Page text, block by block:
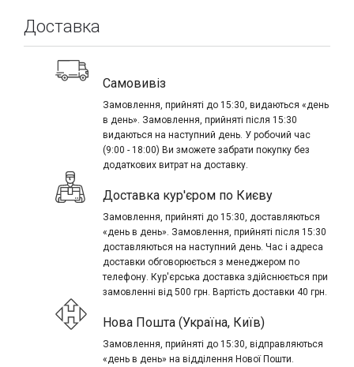
Доставка
Самовивіз
Замовлення, прийняті до 15:30, видаються «день
в день». Замовлення, прийняті після 15:30
видаються на наступний день. У робочий час
(9:00 - 18:00) Ви зможете забрати покупку без
додаткових витрат на доставку.
Доставка кур'єром по Києву
Замовлення, прийняті до 15:30, доставляються
«день в день». Замовлення, прийняті після 15:30
доставляються на наступний день. Час і адреса
доставки обговорюється з менеджером по
телефону. Кур'єрська доставка здійснюється при
замовленні від 500 грн. Вартість доставки 40 грн.
Нова Пошта (Україна, Київ)
Замовлення, прийняті до 15:30, відправляються
«день в день» на відділення Нової Пошти.